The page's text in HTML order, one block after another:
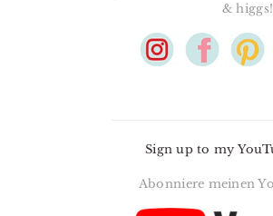
& higgs!
Sign up to my
Abonniere meinen